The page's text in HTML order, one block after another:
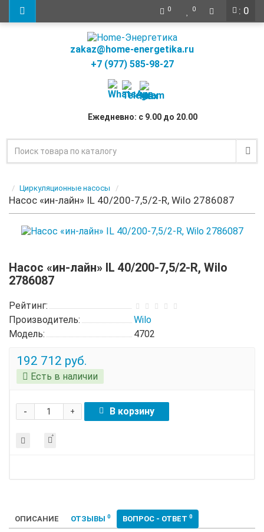
: 0
0 0
zakaz@home-energetika.ru
+7 (977) 585-98-27
Ежедневно: с 9.00 до 20.00
Циркуляционные насосы
Насос «ин-лайн» IL 40/200-7,5/2-R, Wilo 2786087
Насос «ин-лайн» IL 40/200-7,5/2-R, Wilo
2786087
Рейтинг:
Производитель:
Wilo
Модель:
4702
192 712 руб.
Есть в наличии
+
- В корзину
ОПИСАНИЕ ОТЗЫВЫ 0 ВОПРОС - ОТВЕТ 0